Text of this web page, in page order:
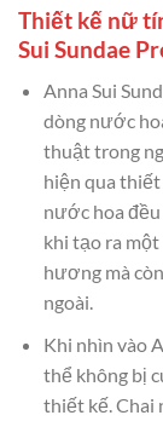
Thiết kế nữ
Sui Sundae
Anna Sui
dòng nước
thuật trong
hiện qua thiết
nước hoa
khi tạo ra
hương mà
ngoài.
Khi nhìn vào
thể không bị
thiết kế. Chai